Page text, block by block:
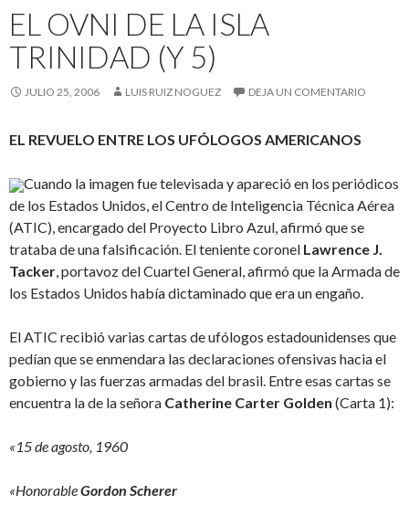
EL OVNI DE LA ISLA
TRINIDAD (Y 5)
JULIO 25, 2006 LUIS RUIZ NOGUEZ DEJA UN COMENTARIO
EL REVUELO ENTRE LOS UFÓLOGOS AMERICANOS
Cuando la imagen fue televisada y apareció en los periódicos
de los Estados Unidos, el Centro de Inteligencia Técnica Aérea
(ATIC), encargado del Proyecto Libro Azul, afirmó que se
trataba de una falsificación. El teniente coronel Lawrence J.
Tacker, portavoz del Cuartel General, afirmó que la Armada de
los Estados Unidos había dictaminado que era un engaño.
El ATIC recibió varias cartas de ufólogos estadounidenses que
pedían que se enmendara las declaraciones ofensivas hacia el
gobierno y las fuerzas armadas del brasil. Entre esas cartas se
encuentra la de la señora Catherine Carter Golden (Carta 1):
«15 de agosto, 1960
«HonorableGordon Scherer